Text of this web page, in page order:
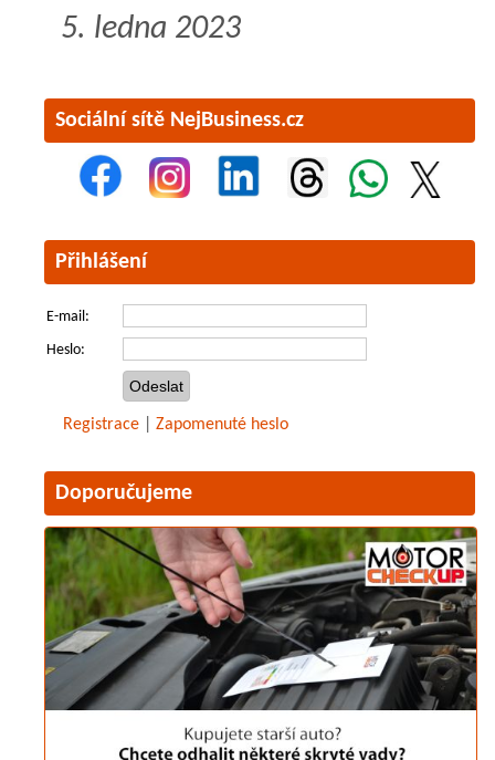
5. ledna 2023
Sociální sítě NejBusiness.cz
Přihlášení
E-mail:
Heslo:
Registrace Zapomenuté heslo
Doporučujeme